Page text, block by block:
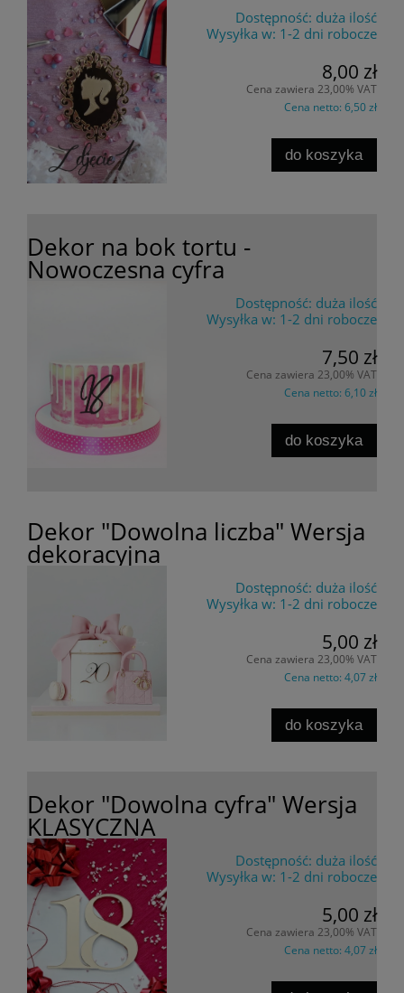
Dostępność: duża ilość
Wysyłka w: 1-2 dni robocze
8,00 zł
Cena zawiera 23,00% VAT
Cena netto: 6,50 zł
do koszyka
Dekor na bok tortu -
Nowoczesna cyfra
Dostępność: duża ilość
Wysyłka w: 1-2 dni robocze
7,50 zł
Cena zawiera 23,00% VAT
Cena netto: 6,10 zł
do koszyka
Dekor "Dowolna liczba" Wersja
dekoracyjna
Dostępność: duża ilość
Wysyłka w: 1-2 dni robocze
5,00 zł
Cena zawiera 23,00% VAT
Cena netto: 4,07 zł
do koszyka
Dekor "Dowolna cyfra" Wersja
KLASYCZNA
Dostępność: duża ilość
Wysyłka w: 1-2 dni robocze
5,00 zł
Cena zawiera 23,00% VAT
Cena netto: 4,07 zł